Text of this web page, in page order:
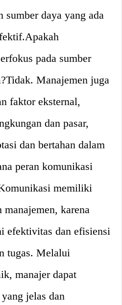
sumber daya yang ada
Apakah
pada sumber
Tidak. Manajemen juga
faktor eksternal,
dan pasar,
dan bertahan dalam
peran komunikasi
memiliki
karena
efektivitas dan efisiensi
tugas. Melalui
manajer dapat
jelas dan